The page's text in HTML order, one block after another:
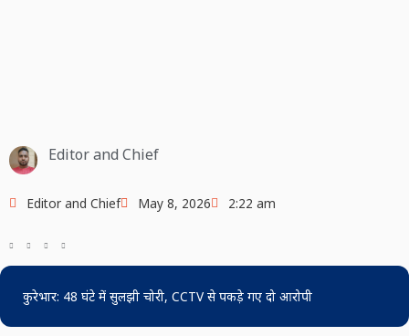
Editor and Chief
Editor and Chief May 8, 2026 2:22 am
कुरेभार: 48 घंटे में सुलझी चोरी, CCTV से पकड़े गए दो आरोपी